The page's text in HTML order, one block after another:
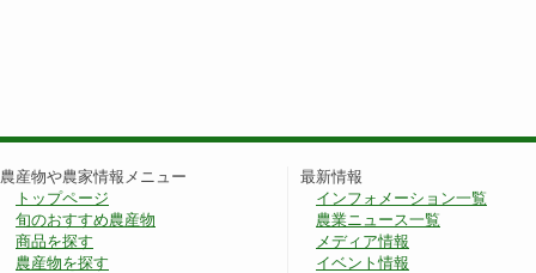
農産物や農家情報メニュー
トップページ
旬のおすすめ農産物
商品を探す
農産物を探す
最新情報
インフォメーション一覧
農業ニュース一覧
メディア情報
イベント情報